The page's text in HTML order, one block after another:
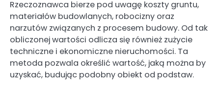
Rzeczoznawca bierze pod uwagę koszty gruntu,
materiałów budowlanych, robocizny oraz
narzutów związanych z procesem budowy. Od tak
obliczonej wartości odlicza się również zużycie
techniczne i ekonomiczne nieruchomości. Ta
metoda pozwala określić wartość, jaką można by
uzyskać, budując podobny obiekt od podstaw.